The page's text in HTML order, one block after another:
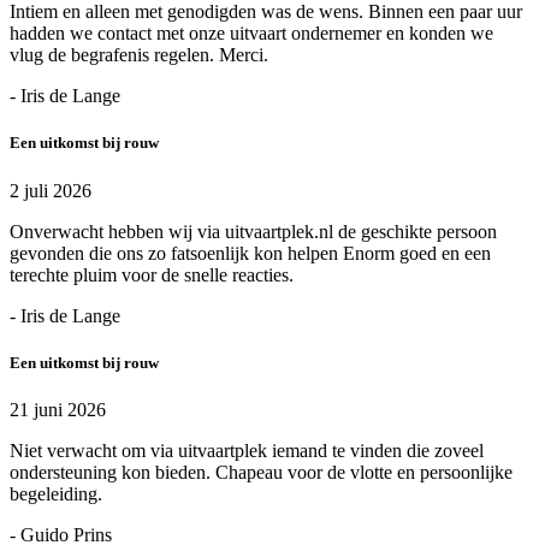
Intiem en alleen met genodigden was de wens. Binnen een paar uur
hadden we contact met onze uitvaart ondernemer en konden we
vlug de begrafenis regelen. Merci.
- Iris de Lange
Een uitkomst bij rouw
2 juli 2026
Onverwacht hebben wij via uitvaartplek.nl de geschikte persoon
gevonden die ons zo fatsoenlijk kon helpen Enorm goed en een
terechte pluim voor de snelle reacties.
- Iris de Lange
Een uitkomst bij rouw
21 juni 2026
Niet verwacht om via uitvaartplek iemand te vinden die zoveel
ondersteuning kon bieden. Chapeau voor de vlotte en persoonlijke
begeleiding.
- Guido Prins